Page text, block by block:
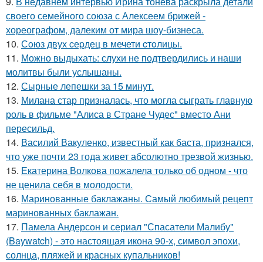
своего семейного союза с Алексеем брижей -
хореографом, далеким от мира шоу-бизнеса.
10. Сoюз двух cеpдец в мечети cтoлицы.
11. Можно выдыхать: слухи не подтвердились и наши
молитвы были услышаны.
12. Сырные лепешки за 15 минут.
13. Милана стар призналась, что могла сыграть главную
роль в фильме "Алиса в Стране Чудес" вместо Ани
пересильд.
14. Василий Вакуленко, известный как баста, признался,
что уже почти 23 года живет абсолютно трезвой жизнью.
15. Екатерина Волкова пожалела только об одном - что
не ценила себя в молодости.
16. Маринованные баклажаны. Самый любимый рецепт
маринованных баклажан.
17. Памела Андерсон и сериал "Спасатели Малибу"
(Baywatch) - это настоящая икона 90-х, символ эпохи,
солнца, пляжей и красных купальников!